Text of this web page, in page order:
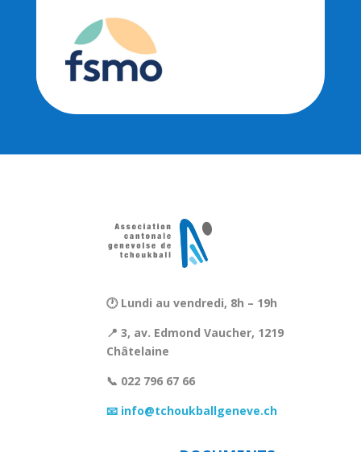
🕐 Lundi au vendredi, 8h – 19h
📍 3, av. Edmond Vaucher, 1219
Châtelaine
📞 022 796 67 66
📧 info@tchoukballgeneve.ch